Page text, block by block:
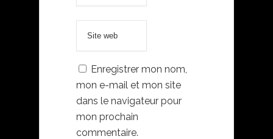
Enregistrer mon nom,
mon e-mail et mon site
dans le navigateur pour
mon prochain
commentaire.